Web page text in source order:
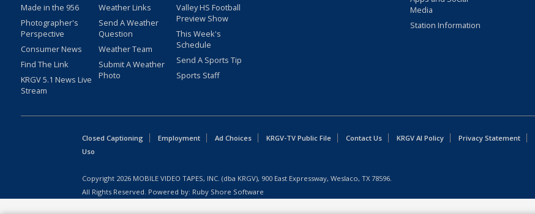
Made in the 956
Photographer's
Perspective
Consumer News
Find The Link
KRGV 5.1 News Live
Stream
Weather Links
Send A Weather
Question
Weather Team
Submit A Weather
Photo
Valley HS Football
Preview Show
This Week's
Schedule
Send A Sports Tip
Sports Staff
Media
Station Information
Closed Captioning Employment Ad Choices KRGV-TV Public File Contact Us KRGV AI Policy Privacy Statement
Uso
Copyright 2026 MOBILE VIDEO TAPES, INC. (dba KRGV), 900 East Expressway, Weslaco, TX 78596.
All Rights Reserved. Powered by: Ruby Shore Software